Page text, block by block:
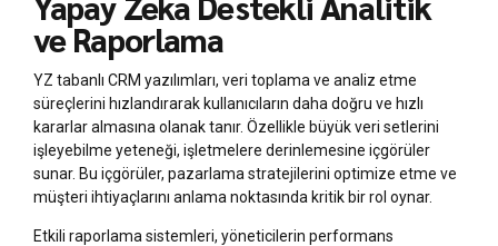
ve Raporlama
YZ tabanlı CRM yazılımları, veri toplama ve analiz etme
süreçlerini hızlandırarak kullanıcıların daha doğru ve hızlı
kararlar almasına olanak tanır. Özellikle büyük veri setlerini
işleyebilme yeteneği, işletmelere derinlemesine içgörüler
sunar. Bu içgörüler, pazarlama stratejilerini optimize etme ve
müşteri ihtiyaçlarını anlama noktasında kritik bir rol oynar.
Etkili raporlama sistemleri, yöneticilerin performans